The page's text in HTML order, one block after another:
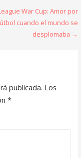
War Cup: Amor por
cuando el mundo se
desplomaba →
publicada. Los
*